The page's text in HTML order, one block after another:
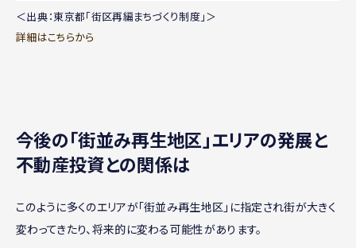
＜出典：東京都「街区再編まちづくり制度」＞
詳細はこちらから
今後の「街並み再生地区」エリアの発展と
不動産投資との関係は
このように多くのエリアが「街並み再生地区」に指定され街が大きく
変わってきたり、将来的に変わる可能性があります。